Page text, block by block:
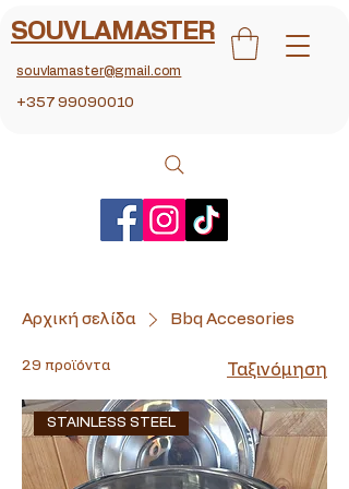
SOUVLAMASTER
souvlamaster@gmail.com
+357 99090010
Αρχική σελίδα Bbq Accesories
29 προϊόντα Ταξινόμηση
STAINLESS STEEL